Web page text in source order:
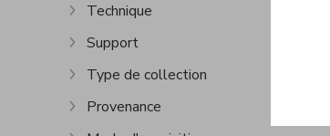
Afficher plus
Technique
Afficher plus
Support
Afficher plus
Type de collection
Afficher plus
Provenance